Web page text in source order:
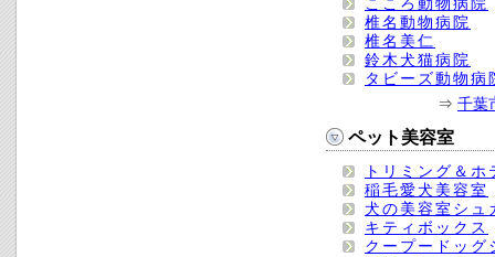
椎名動物病院
椎名美仁
鈴木犬猫病院
タビーズ動物病
⇒ 千葉
ペット美容室
トリミング＆
稲毛愛犬美容室
犬の美容室シュ
キティボックス
クープードッグ